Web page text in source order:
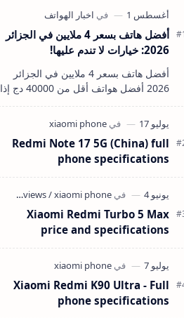
أفضل هاتف بسعر 4 ملايين في الجزائر
2026: خيارات لا تندم عليها!
أفضل هاتف بسعر 4 ملايين في الجزائر
2026 أفضل هواتف أقل من 40000 دج إذا
(40,000 دينار جزائري) وتبحث عن هاتف
ذكي…
Redmi Note 17 5G (China) full
phone specifications
Xiaomi Redmi Turbo 5 Max
price and specifications
Xiaomi Redmi K90 Ultra - Full
phone specifications